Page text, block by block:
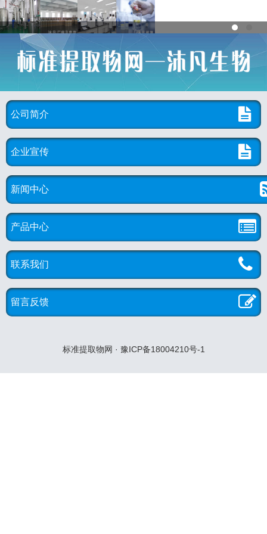
公司简介
企业宣传
新闻中心
产品中心
联系我们
留言反馈
标准提取物网 · 豫ICP备18004210号-1